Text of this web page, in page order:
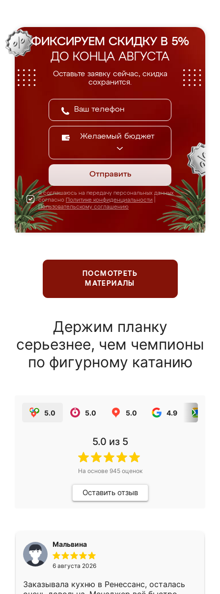
ФИКСИРУЕМ СКИДКУ В 5%
ДО КОНЦА АВГУСТА
Оставьте заявку сейчас, скидка
сохранится.
Желаемый бюджет
Отправить
Я соглашаюсь на передачу персональных данных
согласно Политике конфиденциальности
Пользовательскому соглашению
ПОСМОТРЕТЬ
МАТЕРИАЛЫ
Держим планку
серьезнее, чем чемпионы
по фигурному катанию
5.0 5.0 5.0 4.9
5.0 из 5
На основе 945оценок
Оставить отзыв
Мальвина
6 августа 2026
Заказывала кухню в Ренессанс, осталась